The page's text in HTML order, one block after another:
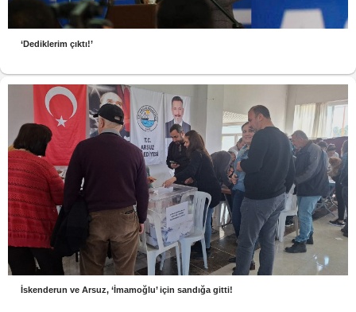
‘Dediklerim çıktı!’
İskenderun ve Arsuz, ‘İmamoğlu’ için sandığa gitti!